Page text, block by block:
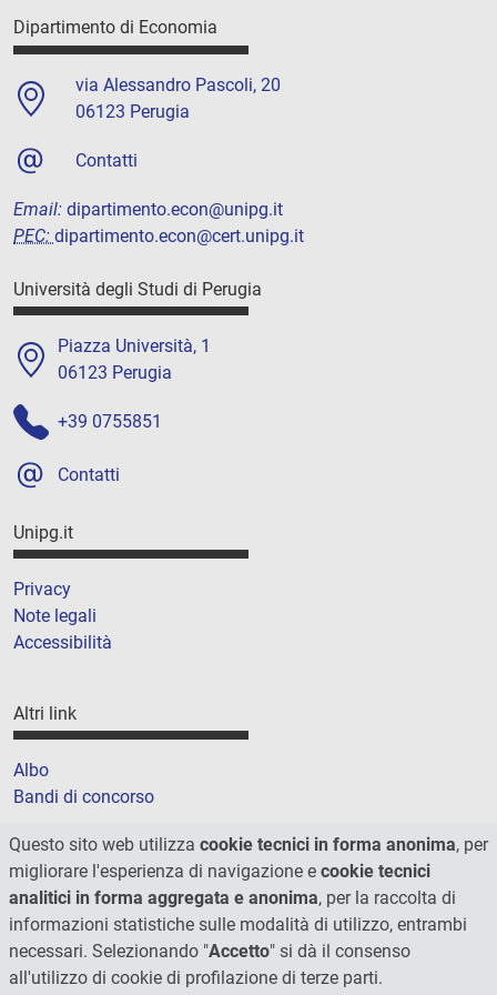
Dipartimento di Economia
via Alessandro Pascoli, 20
06123 Perugia
Contatti
Email: dipartimento.econ@unipg.it
PEC: dipartimento.econ@cert.unipg.it
Università degli Studi di Perugia
Piazza Università, 1
06123 Perugia
+39 0755851
Contatti
Unipg.it
Privacy
Note legali
Accessibilità
Altri link
Albo
Bandi di concorso
Amministrazione trasparente
Cookie
Mappa del sito
Questo sito web utilizza cookie tecnici in forma anonima, per
migliorare l'esperienza di navigazione e cookie tecnici
analitici in forma aggregata e anonima, per la raccolta di
informazioni statistiche sulle modalità di utilizzo, entrambi
necessari. Selezionando "Accetto" si dà il consenso
all'utilizzo di cookie di profilazione di terze parti.